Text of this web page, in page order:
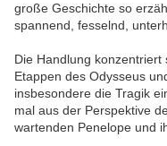
große Geschichte so
spannend, fesselnd,
Die Handlung
Etappen des Odysseus
insbesondere die Tragik
mal aus der Perspektive
wartenden Penelope und